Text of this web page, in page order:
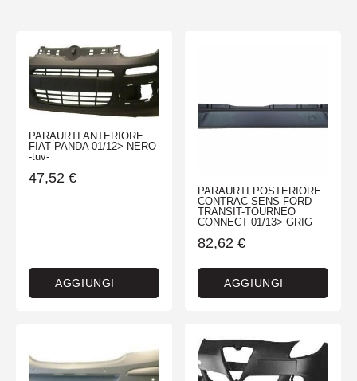
PARAURTI ANTERIORE
FIAT PANDA 01/12> NERO
-tuv-
47,52 €
AGGIUNGI
PARAURTI POSTERIORE
CONTRAC SENS FORD
TRANSIT-TOURNEO
CONNECT 01/13> GRIG
82,62 €
AGGIUNGI